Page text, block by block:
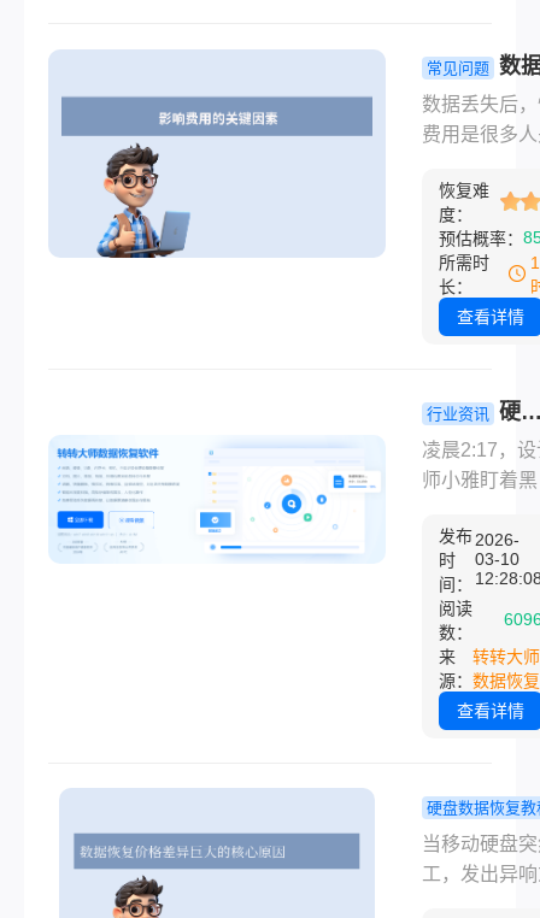
从软件修复
救援的完整
常见问题 数
一般多少钱
用解析与省
数据丢失后
费用是很多
恢复涉及多
和技术难度
从百元到数
等。那么数
一般多少钱
省钱技巧，
容应对数据
恢复难
度：
预估概率：
所需时
长：
查看详情
行业资讯 硬
数据恢复一
多少钱？
+5种实测有
方法!
凌晨2:17，设
师小雅盯着
冰凉——昨晚
夜完成的婚
拍精修图
（300+张
原片），因误
点"格式化"彻
消失。手机
要终稿。"硬
数据恢复一
少钱？"她颤
发布
时
间：
2026-
03-10
阅读
数：
来
源：
转转大师
数据恢复
查看详情
硬盘数据恢复教
动硬盘恢复
详解：你知
当移动硬盘
工，发出异